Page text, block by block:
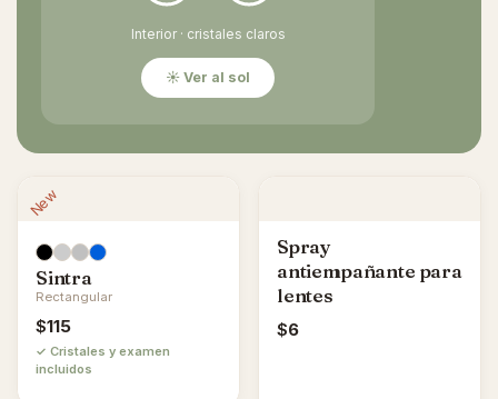
Interior · cristales claros
☀ Ver al sol
New
Sintra
Rectangular
$115
✓ Cristales y examen
incluidos
Spray
antiempañante para
lentes
$6